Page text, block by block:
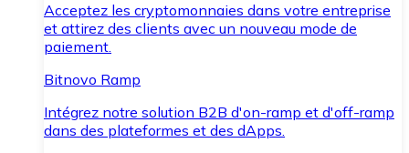
Acceptez les cryptomonnaies dans votre entreprise
et attirez des clients avec un nouveau mode de
paiement.
Bitnovo Ramp
Intégrez notre solution B2B d'on-ramp et d'off-ramp
dans des plateformes et des dApps.